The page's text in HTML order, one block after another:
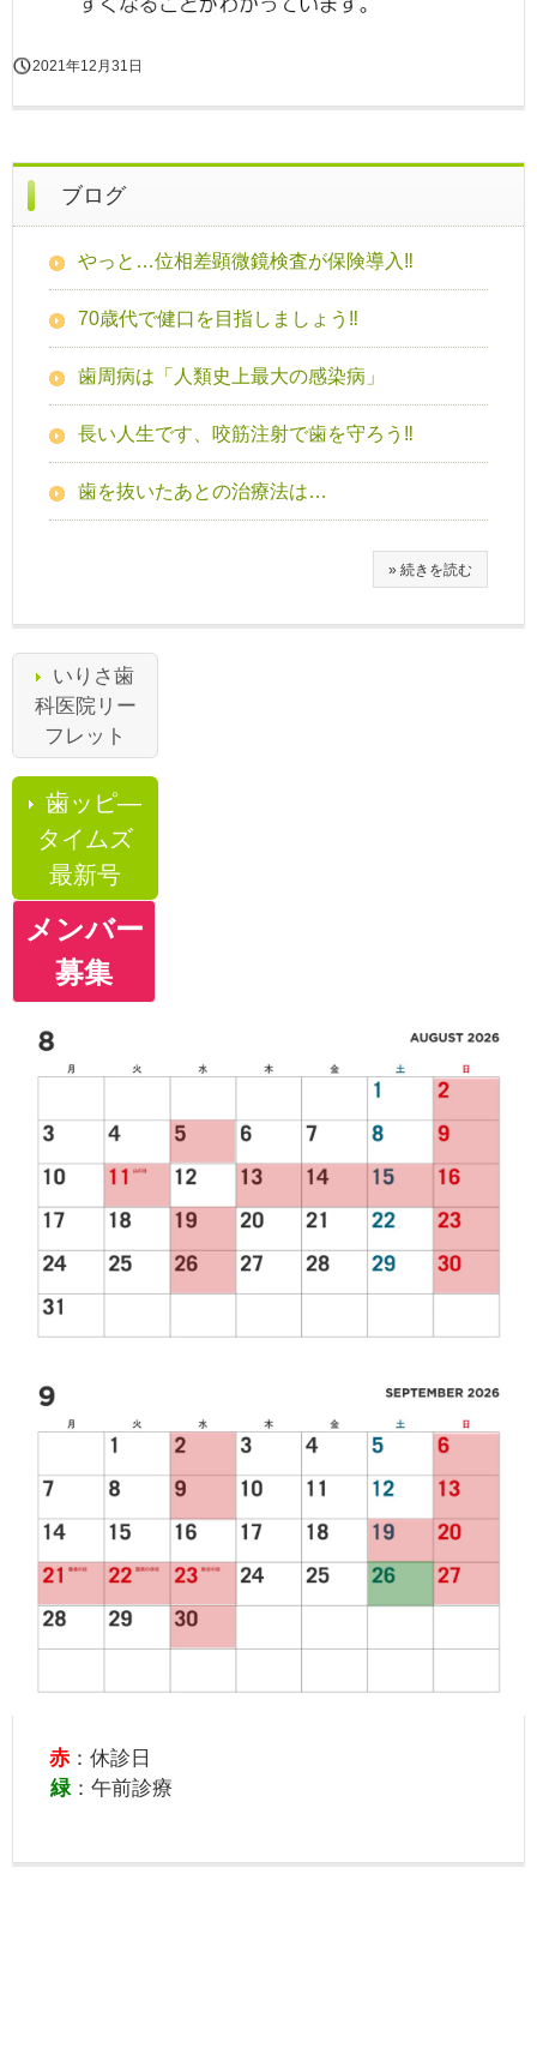
2021年12月31日
ブログ
やっと…位相差顕微鏡検査が保険導入‼
70歳代で健口を目指しましょう‼
歯周病は「人類史上最大の感染病」
長い人生です、咬筋注射で歯を守ろう‼
歯を抜いたあとの治療法は…
» 続きを読む
いりさ歯
科医院リー
フレット
歯ッピ―
タイムズ
最新号
メンバー
募集
赤 ：休診日
緑：午前診療